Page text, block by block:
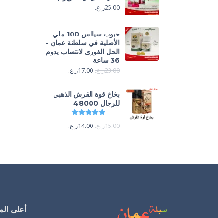
25.00ر.ع.
حبوب سيالس 100 ملي
الأصلية في سلطنة عمان -
الحل الفوري لانتصاب يدوم
36 ساعة
23.00ر.ع. 17.00ر.ع.
بخاخ قوة القرش الذهبي
للرجال 48000
تم التقييم
15.00ر.ع. 14.00ر.ع.
أعلى